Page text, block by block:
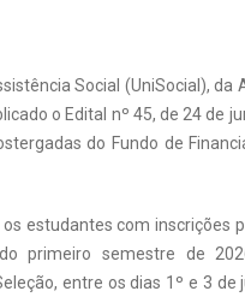
Social (UniSocial), da
o Edital nº 45, de 24 de
do Fundo de
estudantes com inscrições
primeiro semestre de
entre os dias 1º e 3